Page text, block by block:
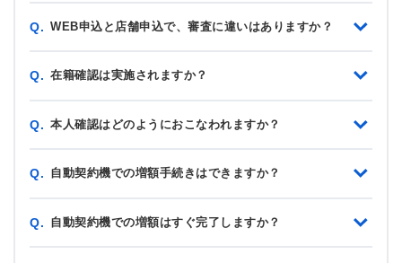
Q. WEB申込と店舗申込で、審査に違いはありますか？
Q. 在籍確認は実施されますか？
Q. 本人確認はどのようにおこなわれますか？
Q. 自動契約機での増額手続きはできますか？
Q. 自動契約機での増額はすぐ完了しますか？